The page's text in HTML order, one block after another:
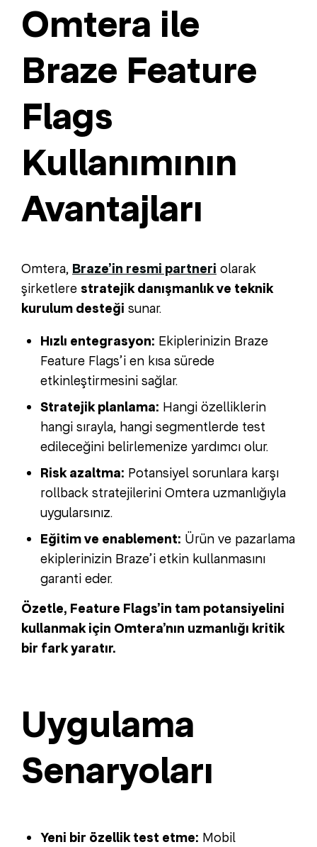
Omtera ile
Braze Feature
Flags
Kullanımının
Avantajları
Omtera, Braze’in resmi partneri olarak
şirketlere stratejik danışmanlık ve teknik
kurulum desteği sunar.
Hızlı entegrasyon: Ekiplerinizin Braze
Feature Flags’i en kısa sürede
etkinleştirmesini sağlar.
Stratejik planlama: Hangi özelliklerin
hangi sırayla, hangi segmentlerde test
edileceğini belirlemenize yardımcı olur.
Risk azaltma: Potansiyel sorunlara karşı
rollback stratejilerini Omtera uzmanlığıyla
uygularsınız.
Eğitim ve enablement: Ürün ve pazarlama
ekiplerinizin Braze’i etkin kullanmasını
garanti eder.
Özetle, Feature Flags’in tam potansiyelini
kullanmak için Omtera’nın uzmanlığı kritik
bir fark yaratır.
Uygulama
Senaryoları
Yeni bir özellik test etme: Mobil